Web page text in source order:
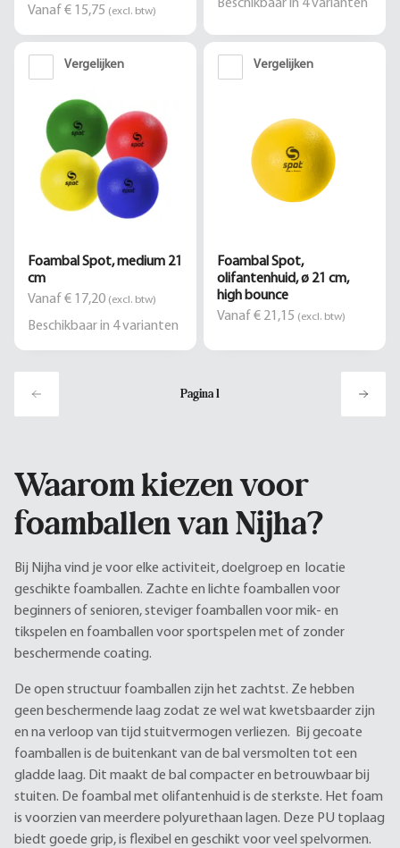
Vanaf € 15,75 (excl. btw)
Beschikbaar in 4varianten
Vergelijken
Foambal Spot, medium 21
cm
Vanaf € 17,20 (excl. btw)
Beschikbaar in 4varianten
Vergelijken
Foambal Spot,
olifantenhuid, ø 21 cm,
high bounce
Vanaf € 21,15 (excl. btw)
Pagina1
Waarom kiezen voor
foamballen van Nijha?
Bij Nijha vind je voor elke activiteit, doelgroep en locatie
geschikte foamballen. Zachte en lichte foamballen voor
beginners of senioren, steviger foamballen voor mik- en
tikspelen en foamballen voor sportspelen met of zonder
beschermende coating.
De open structuur foamballen zijn het zachtst. Ze hebben
geen beschermende laag zodat ze wel wat kwetsbaarder zijn
en na verloop van tijd stuitvermogen verliezen. Bij gecoate
foamballen is de buitenkant van de bal versmolten tot een
gladde laag. Dit maakt de bal compacter en betrouwbaar bij
stuiten. De foambal met olifantenhuid is de sterkste. Het foam
is voorzien van meerdere polyurethaan lagen. Deze PU toplaag
biedt goede grip, is flexibel en geschikt voor veel spelvormen.